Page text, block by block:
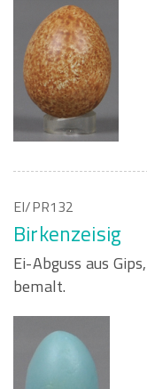
EI/PR132
Birkenzeisig
Ei-Abguss aus
bemalt.